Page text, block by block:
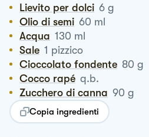
Lievito per dolci 6 g
Olio di semi 60 ml
Acqua 130 ml
Sale 1 pizzico
Cioccolato fondente 80 g
Cocco rapé q.b.
Zucchero di canna 90 g
Copia ingredienti